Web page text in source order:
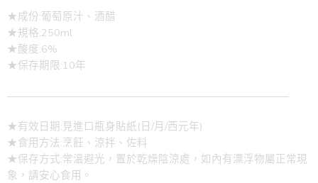
★成份:葡萄原汁、酒醋
★規格:250ml
★酸度:6%
★保存期限:10年
——————————————————————————–
★有效日期:見進口瓶身貼紙(日/月/西元年)
★食用方法:烹飪、涼拌、佐料
★保存方式:常溫避光，置於乾燥陰涼處，如內有漂浮物屬正常現
象，請安心食用。